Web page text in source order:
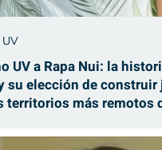
UV
UV a Rapa Nui: la
su elección de
territorios más remotos